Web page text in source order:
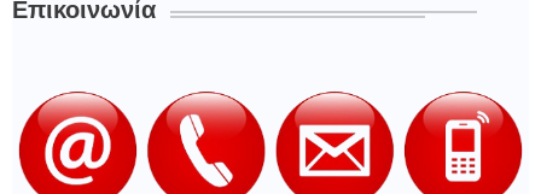
Επικοινωνία